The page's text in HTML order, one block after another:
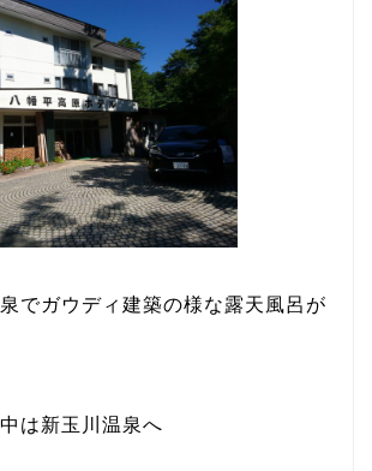
でガウディ建築の様な露天風呂が
は新玉川温泉へ